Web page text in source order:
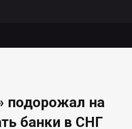
планах скупать банки в СНГ
подорожал на
банки в СНГ